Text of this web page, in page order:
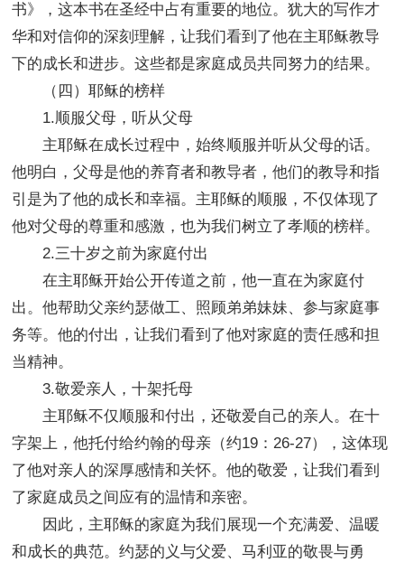
书》，这本书在圣经中占有重要的地位。犹大的写作才
华和对信仰的深刻理解，让我们看到了他在主耶稣教导
下的成长和进步。这些都是家庭成员共同努力的结果。
（四）耶稣的榜样
1.顺服父母，听从父母
主耶稣在成长过程中，始终顺服并听从父母的话。
他明白，父母是他的养育者和教导者，他们的教导和指
引是为了他的成长和幸福。主耶稣的顺服，不仅体现了
他对父母的尊重和感激，也为我们树立了孝顺的榜样。
2.三十岁之前为家庭付出
在主耶稣开始公开传道之前，他一直在为家庭付
出。他帮助父亲约瑟做工、照顾弟弟妹妹、参与家庭事
务等。他的付出，让我们看到了他对家庭的责任感和担
当精神。
3.敬爱亲人，十架托母
主耶稣不仅顺服和付出，还敬爱自己的亲人。在十
字架上，他托付给约翰的母亲（约19：26-27），这体现
了他对亲人的深厚感情和关怀。他的敬爱，让我们看到
了家庭成员之间应有的温情和亲密。
因此，主耶稣的家庭为我们展现一个充满爱、温暖
和成长的典范。约瑟的义与父爱、马利亚的敬畏与勇